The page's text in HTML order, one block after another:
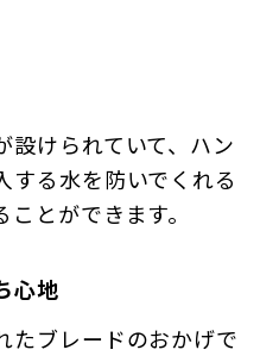
設けられていて、ハン
する水を防いでくれる
とができます。
心地
たブレードのおかげで